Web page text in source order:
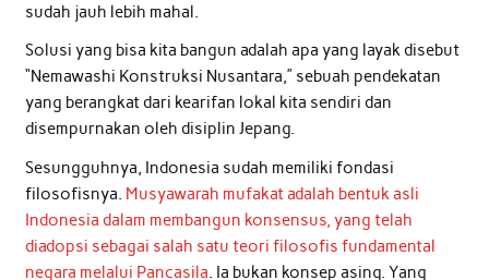
sudah jauh lebih mahal.
Solusi yang bisa kita bangun adalah apa yang layak disebut
“Nemawashi Konstruksi Nusantara,” sebuah pendekatan
yang berangkat dari kearifan lokal kita sendiri dan
disempurnakan oleh disiplin Jepang.
Sesungguhnya, Indonesia sudah memiliki fondasi
filosofisnya. Musyawarah mufakat adalah bentuk asli
Indonesia dalam membangun konsensus, yang telah
diadopsi sebagai salah satu teori filosofis fundamental
negara melalui Pancasila. Ia bukan konsep asing. Yang